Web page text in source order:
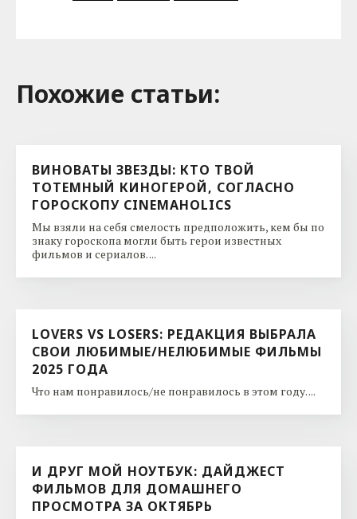
Похожие cтатьи:
ВИНОВАТЫ ЗВЕЗДЫ: КТО ТВОЙ
ТОТЕМНЫЙ КИНОГЕРОЙ, СОГЛАСНО
ГОРОСКОПУ CINEMAHOLICS
Мы взяли на себя смелость предположить, кем бы по
знаку гороскопа могли быть герои известных
фильмов и сериалов. ...
LOVERS VS LOSERS: РЕДАКЦИЯ ВЫБРАЛА
СВОИ ЛЮБИМЫЕ/НЕЛЮБИМЫЕ ФИЛЬМЫ
2025 ГОДА
Что нам понравилось/не понравилось в этом году. ...
И ДРУГ МОЙ НОУТБУК: ДАЙДЖЕСТ
ФИЛЬМОВ ДЛЯ ДОМАШНЕГО
ПРОСМОТРА ЗА ОКТЯБРЬ